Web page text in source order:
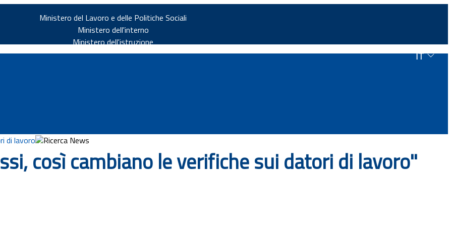
Ministero del Lavoro e delle Politiche Sociali
Ministero dell'interno
Ministero dell'istruzione
IT
di lavoro Ricerca News
così cambiano le verifiche sui datori di lavoro"